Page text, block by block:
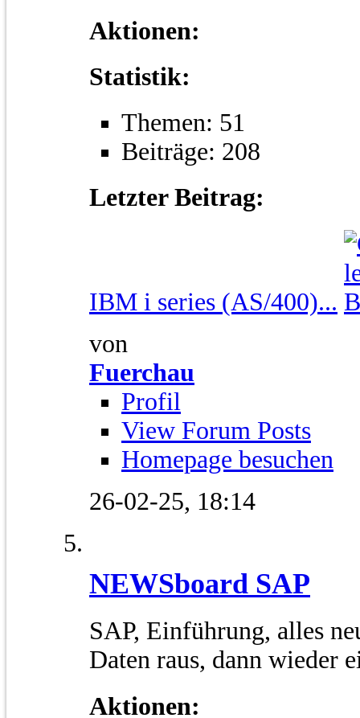
Aktionen:
Statistik:
Themen: 51
Beiträge: 208
Letzter Beitrag:
IBM i series (AS/400)...
von
Fuerchau
Profil
View Forum Posts
Homepage besuchen
26-02-25, 18:14
NEWSboard SAP
SAP, Einführung, alles
Daten raus, dann wieder
Aktionen: